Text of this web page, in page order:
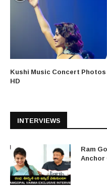
Kushi Music Concert Photos
HD
INTERVIEWS
Ram
Anchor